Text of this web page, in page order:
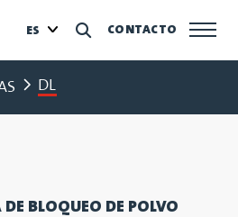
CONTACTO
ES
DL
BLOQUEO DE POLVO